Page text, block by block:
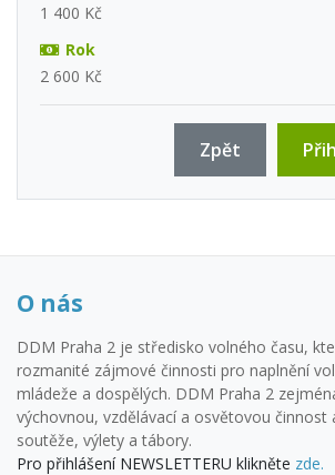
1 400 Kč
Rok
2 600 Kč
Zpět
O nás
DDM Praha 2 je středisko volného času,
rozmanité zájmové činnosti pro naplnění
mládeže a dospělých. DDM Praha 2
výchovnou, vzdělávací a osvětovou činnost
soutěže, výlety a tábory.
Pro přihlášení NEWSLETTERU klikněte zde.